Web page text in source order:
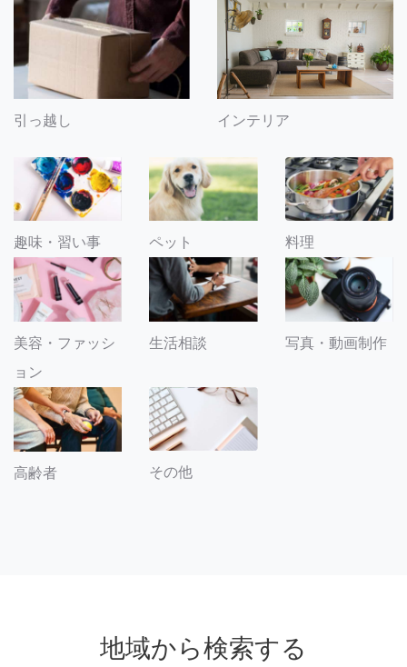
引っ越し インテリア
趣味・習い事 ペット 料理
美容・ファッシ
ョン
生活相談 写真・動画制作
高齢者 その他
地域から検索する